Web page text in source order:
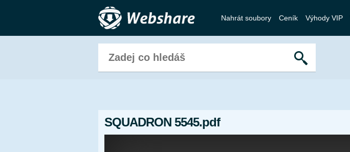
Nahrát soubory Ceník Výhody VIP
SQUADRON 5545.pdf